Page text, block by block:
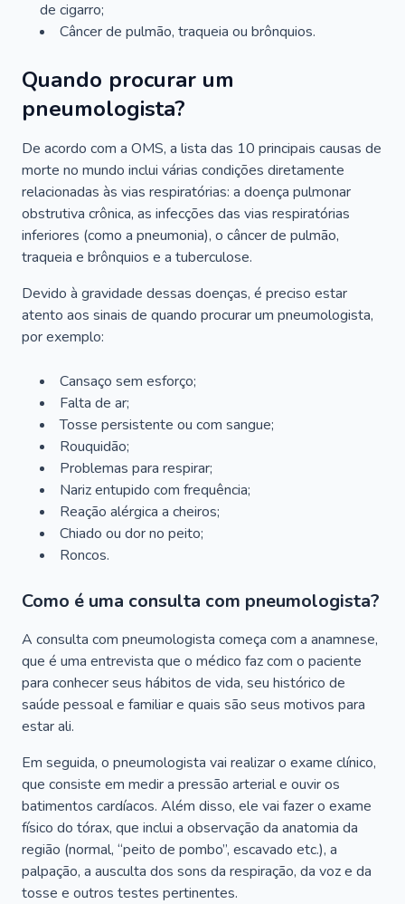
de cigarro;
Câncer de pulmão, traqueia ou brônquios.
Quando procurar um
pneumologista?
De acordo com a OMS, a lista das 10 principais causas de
morte no mundo inclui várias condições diretamente
relacionadas às vias respiratórias: a doença pulmonar
obstrutiva crônica, as infecções das vias respiratórias
inferiores (como a pneumonia), o câncer de pulmão,
traqueia e brônquios e a tuberculose.
Devido à gravidade dessas doenças, é preciso estar
atento aos sinais de quando procurar um pneumologista,
por exemplo:
Cansaço sem esforço;
Falta de ar;
Tosse persistente ou com sangue;
Rouquidão;
Problemas para respirar;
Nariz entupido com frequência;
Reação alérgica a cheiros;
Chiado ou dor no peito;
Roncos.
Como é uma consulta com pneumologista?
A consulta com pneumologista começa com a anamnese,
que é uma entrevista que o médico faz com o paciente
para conhecer seus hábitos de vida, seu histórico de
saúde pessoal e familiar e quais são seus motivos para
estar ali.
Em seguida, o pneumologista vai realizar o exame clínico,
que consiste em medir a pressão arterial e ouvir os
batimentos cardíacos. Além disso, ele vai fazer o exame
físico do tórax, que inclui a observação da anatomia da
região (normal, “peito de pombo”, escavado etc.), a
palpação, a ausculta dos sons da respiração, da voz e da
tosse e outros testes pertinentes.